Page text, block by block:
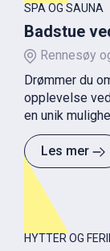
SPA OG SAUNA
Badstue
Rennesøy
Drømmer du
opplevelse
en unik
badstue, rett
Les mer
HYTTER OG